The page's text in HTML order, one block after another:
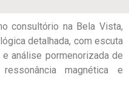
consultório na Bela Vista,
detalhada, com escuta
análise pormenorizada de
magnética e